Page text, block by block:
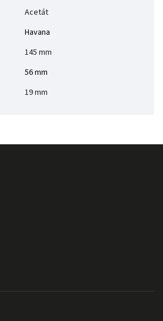
Acetát
Havana
145 mm
56 mm
19 mm